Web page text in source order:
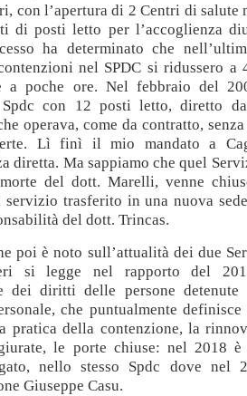
con l’apertura di 2 Centri di salute
di posti letto per l’accoglienza
ha determinato che
nel SPDC si ridussero a
a poche ore. Nel febbraio del
Spdc con 12 posti letto, diretto
operava, come da contratto,
Lì finì il mio mandato a
diretta. Ma sappiamo che quel
del dott. Marelli, venne
trasferito in una nuova
del dott. Trincas.
poi è noto sull’attualità dei due
si legge nel rapporto del
dei diritti delle persone
che puntualmente
pratica della contenzione, la
le porte chiuse: nel 2018
nello stesso Spdc dove nel
Giuseppe Casu.